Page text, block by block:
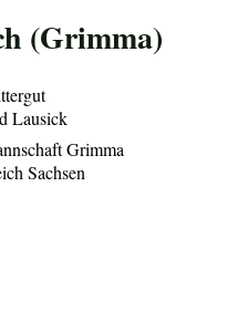
(Grimma)
Lausick
Grimma
Sachsen